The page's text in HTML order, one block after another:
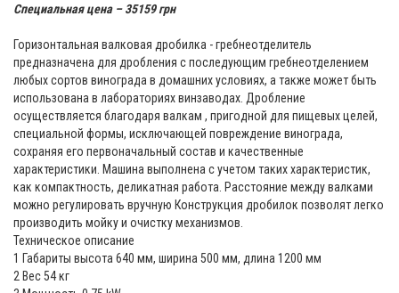
Специальная цена – 35159 грн
Горизонтальная валковая дробилка - гребнеотделитель
предназначена для дробления с последующим гребнеотделением
любых сортов винограда в домашних условиях, а также может быть
использована в лабораториях винзаводах. Дробление
осуществляется благодаря валкам , пригодной для пищевых целей,
специальной формы, исключающей повреждение винограда,
сохраняя его первоначальный состав и качественные
характеристики. Машина выполнена с учетом таких характеристик,
как компактность, деликатная работа. Расстояние между валками
можно регулировать вручную Конструкция дробилок позволят легко
производить мойку и очистку механизмов.
Техническое описание
1 Габариты высота 640 мм, ширина 500 мм, длина 1200 мм
2 Вес 54 кг